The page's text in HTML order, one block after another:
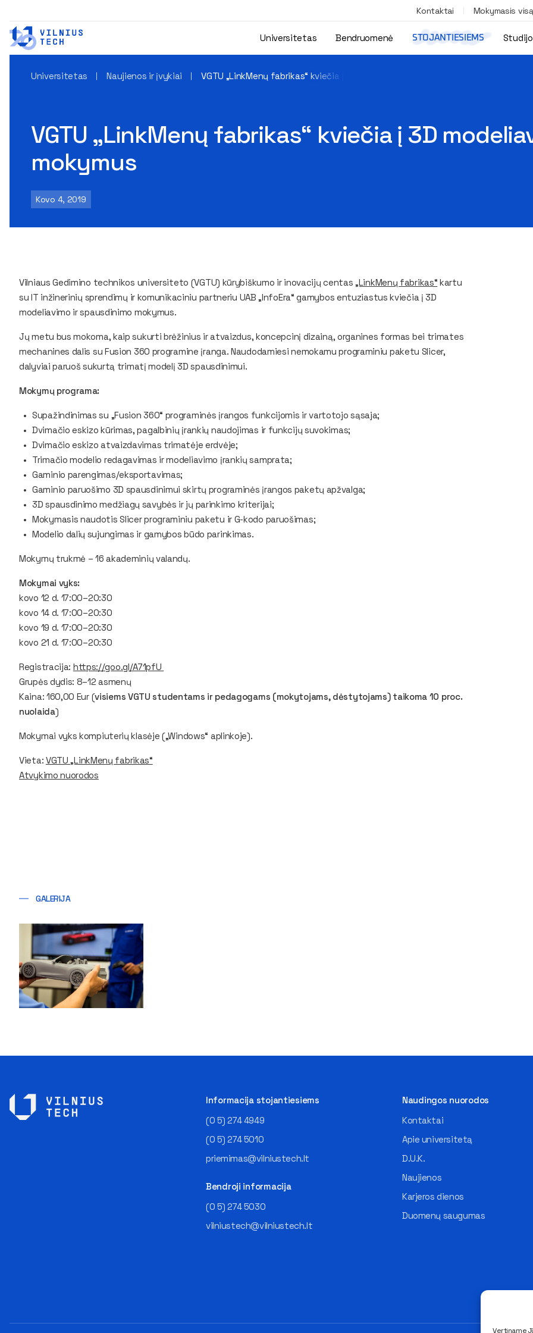
Vertiname
Kontaktai Mokymasis
Universitetas Bendruomenė STOJANTIESIEMS
Universitetas Naujienos ir įvykiai VGTU „LinkMenų fabrikas“ kviečia į 3D modeliavimo ir spausdinimo mokymus
VGTU „LinkMenų fabrikas“ kviečia į 3D
mokymus
Kovo 4, 2019
Vilniaus Gedimino technikos universiteto (VGTU) kūrybiškumo ir inovacijų centas„LinkMenų fabrikas“ kartu
su IT inžinerinių sprendimų ir komunikaciniu partneriu UAB „InfoEra“ gamybos entuziastus kviečia į 3D
modeliavimo ir spausdinimo mokymus.
Jų metu bus mokoma, kaip sukurti brėžinius ir atvaizdus, koncepcinį dizainą, organines formas bei trimates
mechanines dalis su Fusion 360 programine įranga. Naudodamiesi nemokamu programiniu paketu Slicer,
dalyviai paruoš sukurtą trimatį modelį 3D spausdinimui.
Mokymų programa:
Supažindinimas su „Fusion 360“ programinės įrangos funkcijomis ir vartotojo sąsaja;
Dvimačio eskizo kūrimas, pagalbinių įrankių naudojimas ir funkcijų suvokimas;
Dvimačio eskizo atvaizdavimas trimatėje erdvėje;
Trimačio modelio redagavimas ir modeliavimo įrankių samprata;
Gaminio parengimas/eksportavimas;
Gaminio paruošimo 3D spausdinimui skirtų programinės įrangos paketų apžvalga;
3D spausdinimo medžiagų savybės ir jų parinkimo kriterijai;
Mokymasis naudotis Slicer programiniu paketu ir G-kodo paruošimas;
Modelio dalių sujungimas ir gamybos būdo parinkimas.
Mokymų trukmė – 16 akademinių valandų.
Mokymai vyks:
kovo 12 d. 17:00–20:30
kovo 14 d. 17:00–20:30
kovo 19 d. 17:00–20:30
kovo 21 d. 17:00–20:30
Registracija: https://goo.gl/A71pfU
Grupės dydis: 8–12 asmenų
Kaina: 160,00 Eur (visiems VGTU studentams ir pedagogams (mokytojams, dėstytojams) taikoma 10 proc.
nuolaida)
Mokymai vyks kompiuterių klasėje („Windows“ aplinkoje).
Vieta: VGTU „LinkMenų fabrikas“
Atvykimo nuorodos
GALERIJA
Informacija stojantiesiems
(0 5) 274 4949
(0 5) 274 5010
priemimas@vilniustech.lt
Bendroji informacija
(0 5) 274 5030
vilniustech@vilniustech.lt
Naudingos nuorodos
Kontaktai
Apie universitetą
D.U.K.
Naujienos
Karjeros dienos
Duomenų saugumas